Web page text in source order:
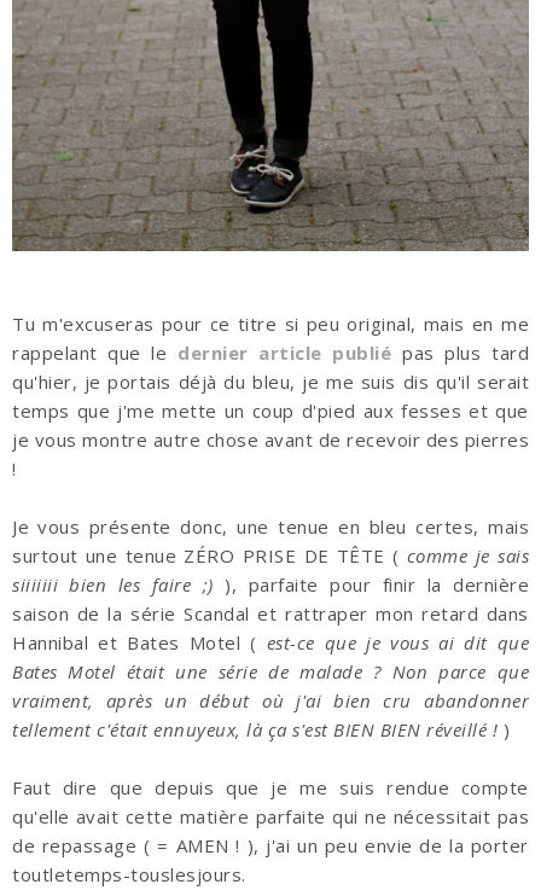
Tu m'excuseras pour ce titre si peu original, mais en me
rappelant que le dernier article publié pas plus tard
qu'hier, je portais déjà du bleu, je me suis dis qu'il serait
temps que j'me mette un coup d'pied aux fesses et que
je vous montre autre chose avant de recevoir des pierres
!
Je vous présente donc, une tenue en bleu certes, mais
surtout une tenue ZÉRO PRISE DE TÊTE ( comme je sais
siiiiiii bien les faire ;) ), parfaite pour finir la dernière
saison de la série Scandal et rattraper mon retard dans
Hannibal et Bates Motel ( est-ce que je vous ai dit que
Bates Motel était une série de malade ? Non parce que
vraiment, après un début où j'ai bien cru abandonner
tellement c'était ennuyeux, là ça s'est BIEN BIEN réveillé ! )
Faut dire que depuis que je me suis rendue compte
qu'elle avait cette matière parfaite qui ne nécessitait pas
de repassage ( = AMEN ! ), j'ai un peu envie de la porter
toutletemps-touslesjours.